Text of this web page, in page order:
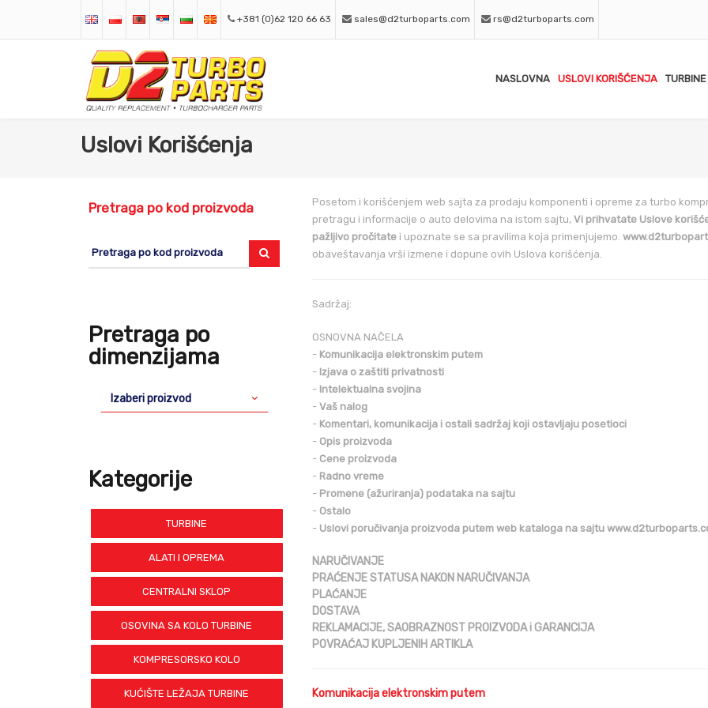
+381 (0)62 120 66 63 sales@d2turboparts.com rs@d2turboparts.com
NASLOVNA USLOVI KORIŠĆENJA TURBINE
Uslovi Korišćenja
Pretraga po kod proizvoda
Pretraga po
dimenzijama
Izaberi proizvod
Kategorije
TURBINE
ALATI I OPREMA
CENTRALNI SKLOP
OSOVINA SA KOLO TURBINE
KOMPRESORSKO KOLO
KUĆIŠTE LEŽAJA TURBINE
Posetom i korišćenjem web sajta za prodaju komponenti i opreme za turbo
pretragu i informacije o auto delovima na istom sajtu, Vi prihvatate Uslove
pažljivo pročitatei upoznate se sa pravilima koja primenjujemo.
obaveštavanja vrši izmene i dopune ovih Uslova korišćenja.
Sadržaj:
OSNOVNA NAČELA
- Komunikacija elektronskim putem
- Izjava o zaštiti privatnosti
- Intelektualna svojina
- Vaš nalog
- Komentari, komunikacija i ostali sadržaj koji ostavljaju posetioci
- Opis proizvoda
- Cene proizvoda
- Radno vreme
- Promene (ažuriranja) podataka na sajtu
- Ostalo
- Uslovi poručivanja proizvoda putem web kataloga na sajtu
NARUČIVANJE
PRAĆENJE STATUSA NAKON NARUČIVANJA
PLAĆANJE
DOSTAVA
REKLAMACIJE, SAOBRAZNOST PROIZVODA i GARANCIJA
POVRAĆAJ KUPLJENIH ARTIKLA
Komunikacija elektronskim putem